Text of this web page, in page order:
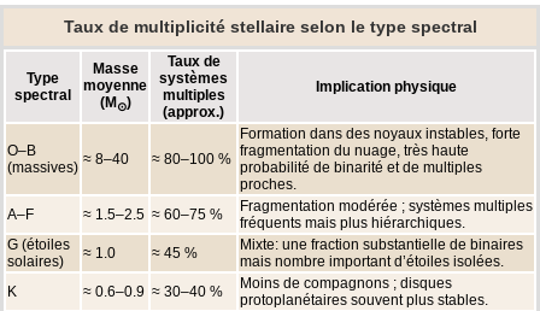
Taux de multiplicité stellaire selon le type spectral
Type
spectral
Masse
moyenne
(M⊙)
Taux de
systèmes
multiples
(approx.)
Implication physique
O–B
(massives) ≈ 8–40 ≈ 80–100 %
Formation dans des noyaux instables, forte
fragmentation du nuage, très haute
probabilité de binarité et de multiples
proches.
A–F
≈ 1.5–2.5 ≈ 60–75 %
Fragmentation modérée ; systèmes multiples
fréquents mais plus hiérarchiques.
G (étoiles
solaires)
≈ 1.0 ≈ 45 %
Mixte: une fraction substantielle de binaires
mais nombre important d’étoiles isolées.
K
≈ 0.6–0.9 ≈ 30–40 %
Moins de compagnons ; disques
protoplanétaires souvent plus stables.